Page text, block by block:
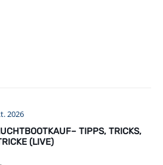
2026
TIPPS, TRICKS,
(LIVE)